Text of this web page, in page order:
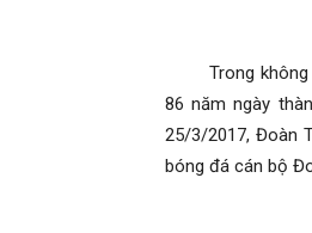
Trong không
86 năm ngày
25/3/2017, Đoàn
bóng đá cán bộ